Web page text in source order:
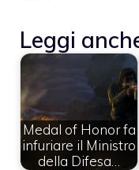
Leggi
Medal of Honor fa
infuriare il Ministro
della Difesa…